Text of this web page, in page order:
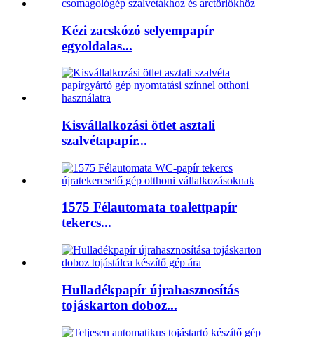
Kézi zacskózó selyempapír
egyoldalas...
Kisvállalkozási ötlet asztali
szalvétapapír...
1575 Félautomata toalettpapír
tekercs...
Hulladékpapír újrahasznosítás
tojáskarton doboz...